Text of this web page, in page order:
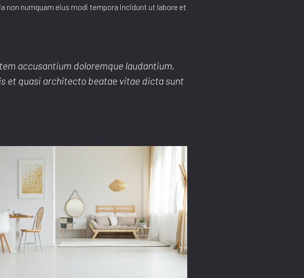
non numquam eius modi tempora incidunt ut labore et
accusantium doloremque laudantium,
et quasi architecto beatae vitae dicta sunt